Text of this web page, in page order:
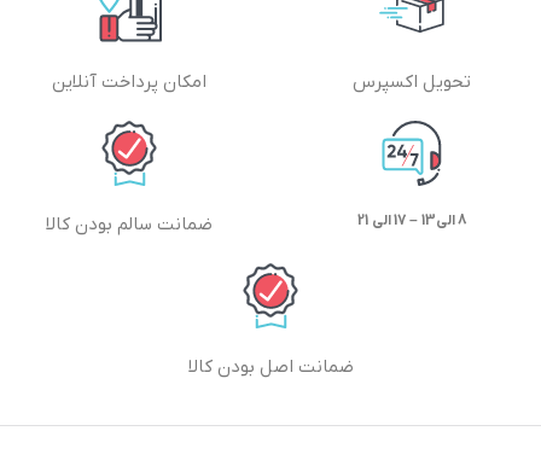
تحویل اکسپرس امکان پرداخت آنلاین
8 الی13 – 17 الی 21 ضمانت سالم بودن کالا
ضمانت اصل بودن کالا